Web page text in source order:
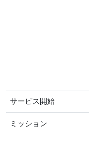
サービス開始
ミッション